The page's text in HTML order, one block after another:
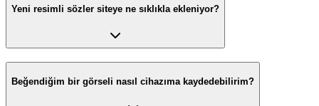
Yeni resimli sözler siteye ne sıklıkla ekleniyor?
Beğendiğim bir görseli nasıl cihazıma kaydedebilirim?